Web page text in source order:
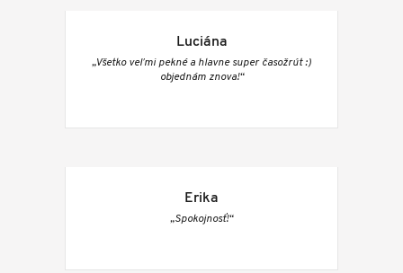
Luciána
„Všetko veľmi pekné a hlavne super časožrút :)
objednám znova!“
Erika
„Spokojnosť!“